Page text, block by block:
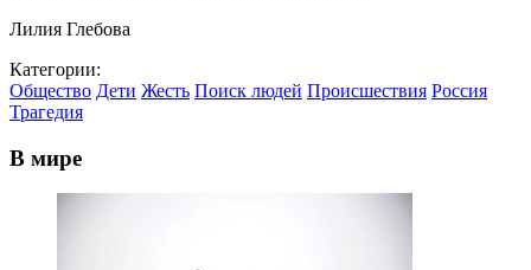
Лилия Глебова
Категории:
Общество Дети Жесть Поиск людей Происшествия Россия
Трагедия
В мире